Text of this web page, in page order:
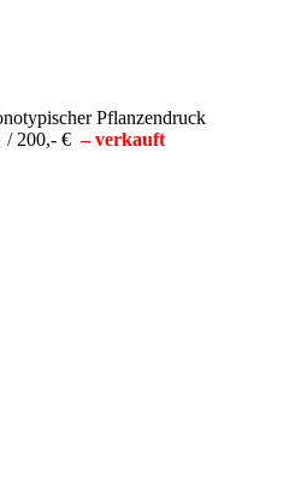
Pflanzendruck
/ 200,- € – verkauft